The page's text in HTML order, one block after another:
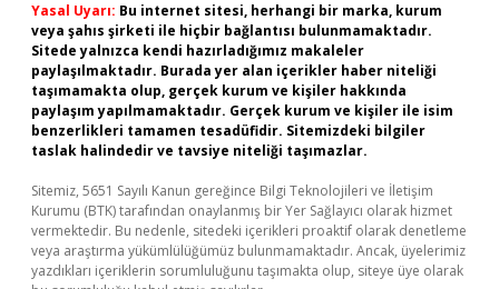
Yasal Uyarı: Bu internet sitesi, herhangi bir marka, kurum
veya şahıs şirketi ile hiçbir bağlantısı bulunmamaktadır.
Sitede yalnızca kendi hazırladığımız makaleler
paylaşılmaktadır. Burada yer alan içerikler haber niteliği
taşımamakta olup, gerçek kurum ve kişiler hakkında
paylaşım yapılmamaktadır. Gerçek kurum ve kişiler ile isim
benzerlikleri tamamen tesadüfidir. Sitemizdeki bilgiler
taslak halindedir ve tavsiye niteliği taşımazlar.
Sitemiz, 5651 Sayılı Kanun gereğince Bilgi Teknolojileri ve İletişim
Kurumu (BTK) tarafından onaylanmış bir Yer Sağlayıcı olarak hizmet
vermektedir. Bu nedenle, sitedeki içerikleri proaktif olarak denetleme
veya araştırma yükümlülüğümüz bulunmamaktadır. Ancak, üyelerimiz
yazdıkları içeriklerin sorumluluğunu taşımakta olup, siteye üye olarak